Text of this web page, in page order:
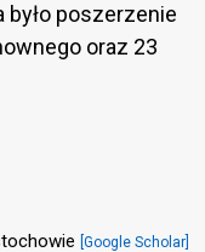
poszerzenie
oraz 23
[Google Scholar]